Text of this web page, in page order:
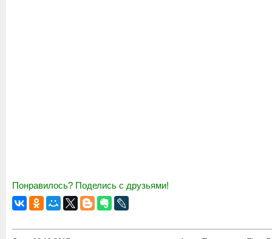
Понравилось? Поделись с друзьями!